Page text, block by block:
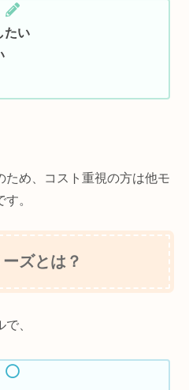
たい
ため、コスト重視の方は他モ
。
ズとは？
、